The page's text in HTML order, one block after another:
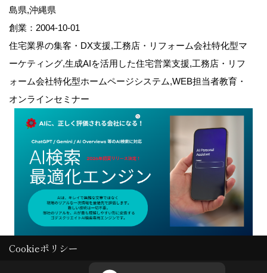
島県,沖縄県
創業：2004-10-01
住宅業界の集客・DX支援,工務店・リフォーム会社特化型マ
ーケティング,生成AIを活用した住宅営業支援,工務店・リフ
ォーム会社特化型ホームページシステム,WEB担当者教育・
オンラインセミナー
Cookieポリシー